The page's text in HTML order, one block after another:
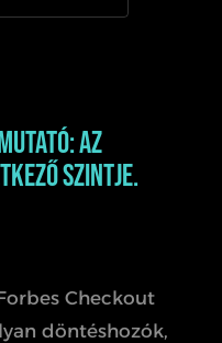
az
szintje.
Checkout
döntéshozók,